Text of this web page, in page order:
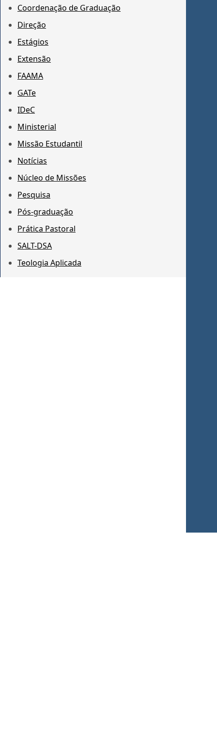
Coordenação de Graduação
Direção
Estágios
Extensão
FAAMA
GATe
IDeC
Ministerial
Missão Estudantil
Notícias
Núcleo de Missões
Pesquisa
Pós-graduação
Prática Pastoral
SALT-DSA
Teologia Aplicada